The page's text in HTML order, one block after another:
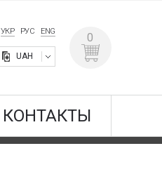
УКР РУС ENG
UAH
0
КОНТАКТЫ